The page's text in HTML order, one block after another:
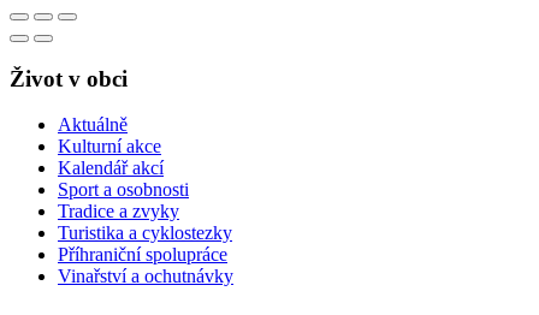
Život v obci
Aktuálně
Kulturní akce
Kalendář akcí
Sport a osobnosti
Tradice a zvyky
Turistika a cyklostezky
Příhraniční spolupráce
Vinařství a ochutnávky